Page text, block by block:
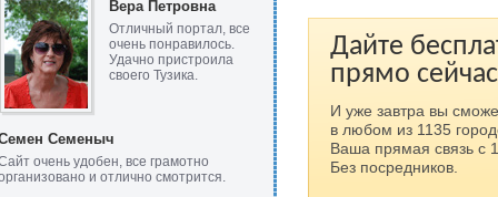
Вера Петровна
Отличный портал, все
очень понравилось.
Удачно пристроила
своего Тузика.
Семеныч
очень удобен, все грамотно
и отлично смотрится.
Дайте
прямо
И уже завтра вы
в любом из 1135
Ваша прямая связь с
Без посредников.